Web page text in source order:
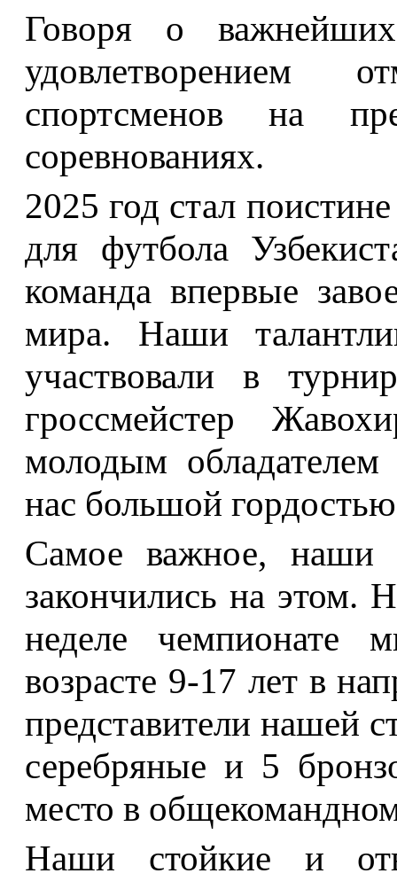
Говоря о
удовлетворением
спортсменов на
соревнованиях.
2025 год стал
для футбола
команда впервые
мира. Наши
участвовали в
гроссмейстер
молодым
нас большой
Самое важное, наши
закончились на этом.
неделе чемпионате
возрасте 9-17 лет в
представители нашей
серебряные и 5
место в
Наши стойкие и